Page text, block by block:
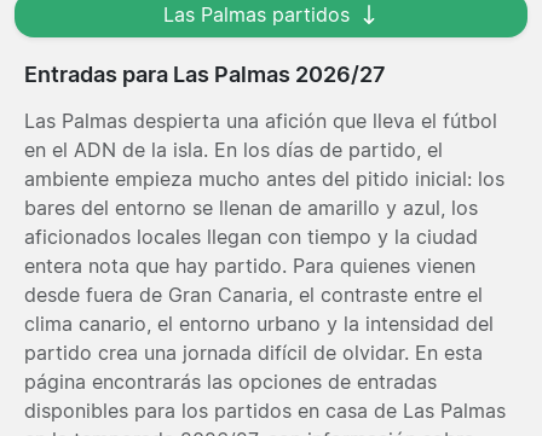
Las Palmas partidos
Entradas para Las Palmas 2026/27
Las Palmas despierta una afición que lleva el fútbol
en el ADN de la isla. En los días de partido, el
ambiente empieza mucho antes del pitido inicial: los
bares del entorno se llenan de amarillo y azul, los
aficionados locales llegan con tiempo y la ciudad
entera nota que hay partido. Para quienes vienen
desde fuera de Gran Canaria, el contraste entre el
clima canario, el entorno urbano y la intensidad del
partido crea una jornada difícil de olvidar. En esta
página encontrarás las opciones de entradas
disponibles para los partidos en casa de Las Palmas